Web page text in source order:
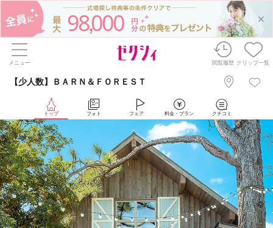
98,000
メニュー 閲覧履歴 クリップ一覧
【少人数】ＢＡＲＮ＆ＦＯＲＥＳＴ
トップ フォト フェア 料金・プラン クチコミ